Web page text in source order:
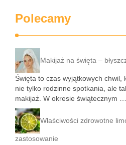
Polecamy
Makijaż na święta –
Święta to czas wyjątkowych chwil,
nie tylko rodzinne spotkania, ale
makijaż. W okresie świątecznym …
Właściwości zdrowotne
zastosowanie